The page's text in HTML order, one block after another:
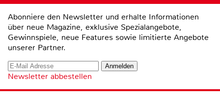
Abonniere den Newsletter und erhalte Informationen
über neue Magazine, exklusive Spezialangebote,
Gewinnspiele, neue Features sowie limitierte Angebote
unserer Partner.
Newsletter abbestellen